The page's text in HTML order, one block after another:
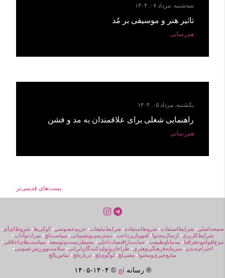
سه‌شنبه, مرداد ۰۷, ۱۴۰۴
تاثیر هنر و موسیقی بر مُد
هم‌رسانی
یکشنبه, مرداد ۰۵, ۱۴۰۴
راهنمایی شغلی برای علاقمندان به مد و فشن
هم‌رسانی
پست‌های قدیمی‌تر
صفحه‌اصلی• شرایط‌استفاده• شروط‌استفاده• شرایط‌تبلیغات• حریم‌خصوصی•کوکی‌ها• شروط‌ای‌آی•
شرایط‌کاربری• ارسال‌محتوا•لغووبازپرداخت•دسترسی‌و‌پشتیبانی•سیاست‌لچ• میراث‌و‌آداب•
تنوع‌اقوام‌و‌جغرافیا• مد‌مانا‌و‌طبیعت• حمایت‌از‌اقتصاد‌داخلی• محیط‌زیست‌و‌توسعه•سیاست‌های‌اخلاقی•
احترام‌به‌بدن•سرمایه‌فرهنگی‌و‌هنری• طراحان‌و‌تولیدکنندگان‌ایرانی•سلامت‌و‌ورزش‌عمومی•
منابع‌خبری‌ومحتوا• معنی‌لچ• لوگوی‌لچ• درباره‌لچ• تماس‌بالچ
® رسانه لچ © ۱۴۰۴- ۱۴۰۵